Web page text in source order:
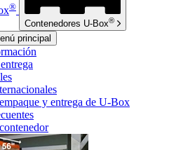
®
Contenedores U-Box®
principal
y entrega de U-Box